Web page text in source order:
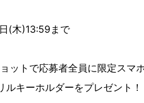
(木)13:59まで
ットで応募者全員に限定スマ
キーホルダーをプレゼント！